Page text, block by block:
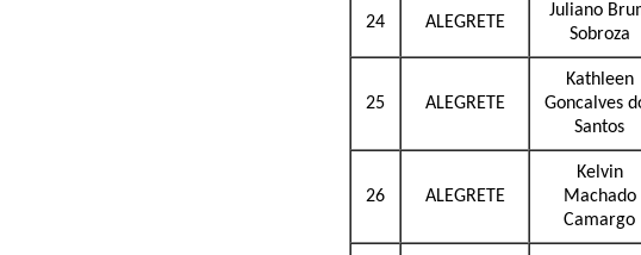
24 ALEGRETE
Juliano
Sobroza
25 ALEGRETE
Kathleen
Goncalves
Santos
26 ALEGRETE
Kelvin
Machado
Camargo